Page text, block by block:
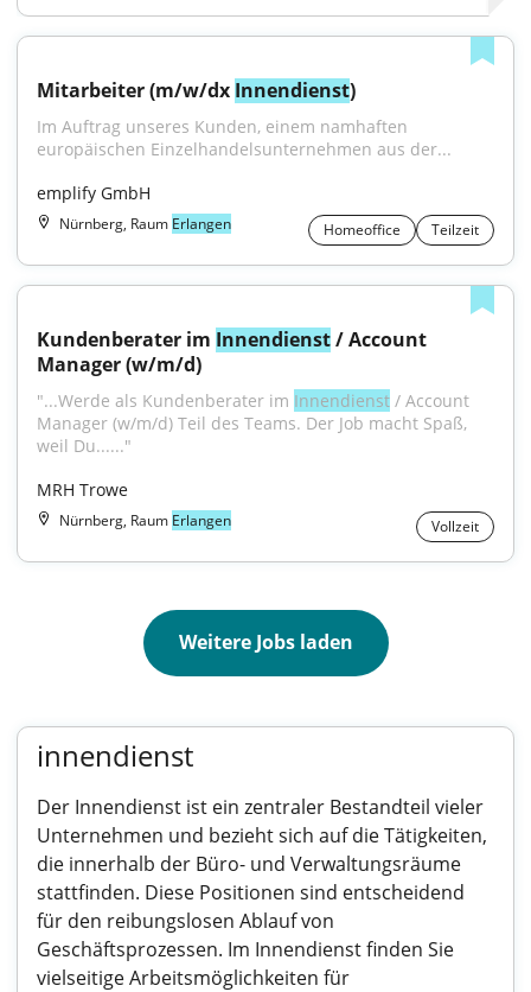
Mitarbeiter (m/w/dx Innendienst)
Im Auftrag unseres Kunden, einem namhaften
europäischen Einzelhandelsunternehmen aus der...
emplify GmbH
Nürnberg, Raum Erlangen Homeoffice Teilzeit
Kundenberater im Innendienst / Account
Manager (w/m/d)
"...Werde als Kundenberater im Innendienst / Account
Manager (w/m/d) Teil des Teams. Der Job macht Spaß,
weil Du......"
MRH Trowe
Nürnberg, Raum Erlangen Vollzeit
Weitere Jobs laden
innendienst
Der Innendienst ist ein zentraler Bestandteil vieler
Unternehmen und bezieht sich auf die Tätigkeiten,
die innerhalb der Büro- und Verwaltungsräume
stattfinden. Diese Positionen sind entscheidend
für den reibungslosen Ablauf von
Geschäftsprozessen. Im Innendienst finden Sie
vielseitige Arbeitsmöglichkeiten für